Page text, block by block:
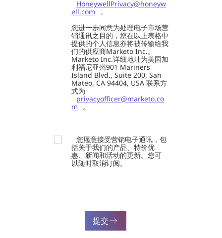
HoneywellPrivacy@honeyw
ell.com
。
您进一步同意为处理电子市场营
销通讯之目的，您在以上表格中
提供的个人信息亦将被传输给我
们的供应商Marketo Inc.。
Marketo Inc.详细地址为美国加
利福尼亚州901 Mariners
Island Blvd., Suite 200, San
Mateo, CA 94404, USA 联系方
式为
privacyofficer@marketo.co
m 。
您愿意接受营销电子通讯，包
括关于我们的产品、特价优
惠、新闻和活动的更新。您可
以随时取消订阅。
提交